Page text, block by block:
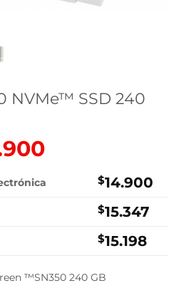
NVMe™ SSD 240
El
actual
$14.900.
$14.900
$15.347
$15.198
™SN350 240 GB